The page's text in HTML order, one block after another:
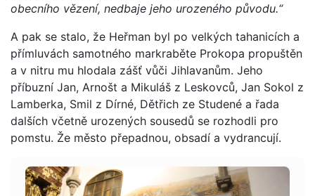
obecního vězení, nedbaje jeho urozeného původu.“
A pak se stalo, že Heřman byl po velkých tahanicích a
přímluvách samotného markraběte Prokopa propuštěn
a v nitru mu hlodala zášť vůči Jihlavanům. Jeho
příbuzní Jan, Arnošt a Mikuláš z Leskovců, Jan Sokol z
Lamberka, Smil z Dírné, Dětřich ze Studené a řada
dalších včetně urozených sousedů se rozhodli pro
pomstu. Že město přepadnou, obsadí a vydrancují.